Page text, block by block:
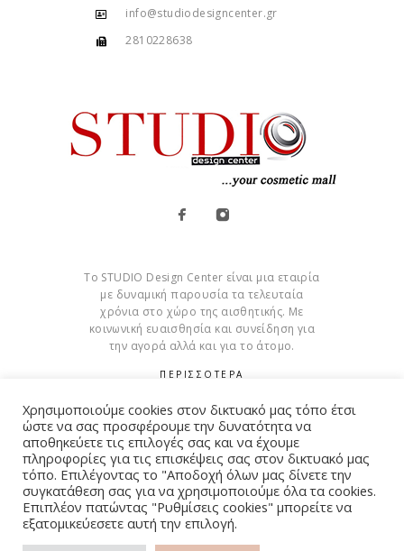
info@studiodesigncenter.gr
2810228638
Το STUDIO Design Center είναι μια εταιρία
με δυναμική παρουσία τα τελευταία
χρόνια στο χώρο της αισθητικής. Με
κοινωνική ευαισθησία και συνείδηση για
την αγορά αλλά και για το άτομο.
ΠΕΡΙΣΣΟΤΕΡΑ
Cookies
© Copyright 2015 – 2026 . All Rights Reserved. Developed By
iWorx
Χρησιμοποιούμε cookies στον δικτυακό μας τόπο έτσι
ώστε να σας προσφέρουμε την δυνατότητα να
αποθηκεύετε τις επιλογές σας και να έχουμε
πληροφορίες για τις επισκέψεις σας στον δικτυακό μας
τόπο. Επιλέγοντας το "Αποδοχή όλων μας δίνετε την
συγκατάθεση σας για να χρησιμοποιούμε όλα τα cookies.
Επιπλέον πατώντας "Ρυθμίσεις cookies" μπορείτε να
εξατομικεύεσετε αυτή την επιλογή.